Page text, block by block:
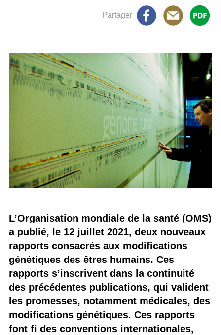
Partager
L’Organisation mondiale de la santé (OMS)
a publié, le 12 juillet 2021, deux nouveaux
rapports consacrés aux modifications
génétiques des êtres humains. Ces
rapports s’inscrivent dans la continuité
des précédentes publications, qui valident
les promesses, notamment médicales, des
modifications génétiques. Ces rapports
font fi des conventions internationales,